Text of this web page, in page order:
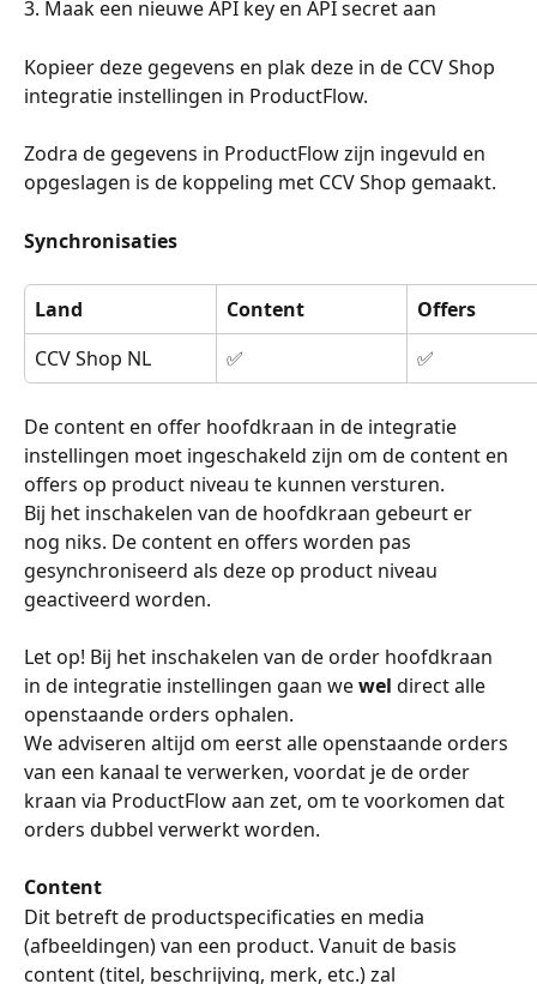
3. Maak een nieuwe API key en API secret aan
Kopieer deze gegevens en plak deze in de CCV Shop
integratie instellingen in ProductFlow.
Zodra de gegevens in ProductFlow zijn ingevuld en
opgeslagen is de koppeling met CCV Shop gemaakt.
Synchronisaties
Land Content
Offers
CCV Shop NL
✅ ✅
De content en offer hoofdkraan in de integratie
instellingen moet ingeschakeld zijn om de content en
offers op product niveau te kunnen versturen.
Bij het inschakelen van de hoofdkraan gebeurt er
nog niks. De content en offers worden pas
gesynchroniseerd als deze op product niveau
geactiveerd worden.
Let op! Bij het inschakelen van de order hoofdkraan
in de integratie instellingen gaan we wel direct alle
openstaande orders ophalen.
We adviseren altijd om eerst alle openstaande orders
van een kanaal te verwerken, voordat je de order
kraan via ProductFlow aan zet, om te voorkomen dat
orders dubbel verwerkt worden.
Content
Dit betreft de productspecificaties en media
(afbeeldingen) van een product. Vanuit de basis
content (titel, beschrijving, merk, etc.) zal